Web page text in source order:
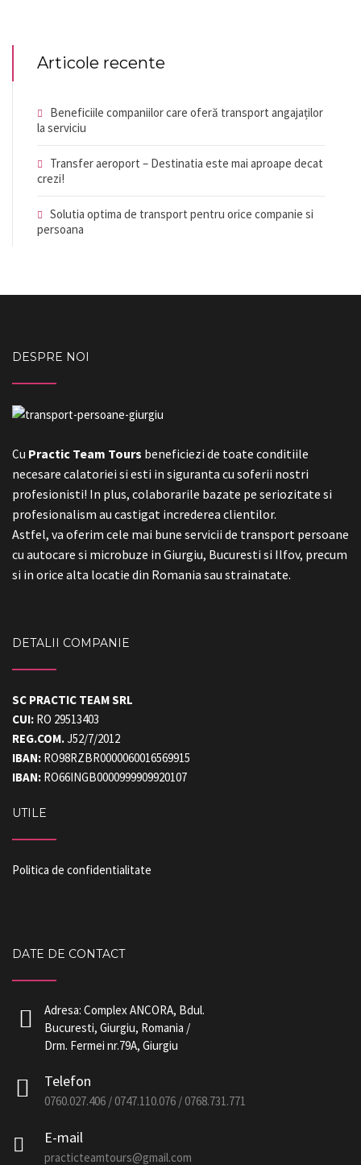
Articole recente
Beneficiile companiilor care oferă transport angajaților
la serviciu
Transfer aeroport – Destinatia este mai aproape decat
crezi!
Solutia optima de transport pentru orice companie si
persoana
DESPRE NOI
Cu Practic Team Tours beneficiezi de toate conditiile
necesare calatoriei si esti in siguranta cu soferii nostri
profesionisti! In plus, colaborarile bazate pe seriozitate si
profesionalism au castigat increderea clientilor.
Astfel, va oferim cele mai bune servicii de transport persoane
cu autocare si microbuze in Giurgiu, Bucuresti si Ilfov, precum
si in orice alta locatie din Romania sau strainatate.
DETALII COMPANIE
SC PRACTIC TEAM SRL
CUI: RO 29513403
REG.COM.J52/7/2012
IBAN: RO98RZBR0000060016569915
IBAN: RO66INGB0000999909920107
UTILE
Politica de confidentialitate
DATE DE CONTACT
Adresa: Complex ANCORA, Bdul.
Bucuresti, Giurgiu, Romania /
Drm. Fermei nr.79A, Giurgiu
Telefon
0760.027.406 / 0747.110.076 / 0768.731.771
E-mail
practicteamtours@gmail.com